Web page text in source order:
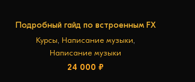
В КОРЗИНУ
Подробный гайд по встроенным FX
плагинам Ableton
Курсы, Написание музыки,
Написание музыки
24 000₽